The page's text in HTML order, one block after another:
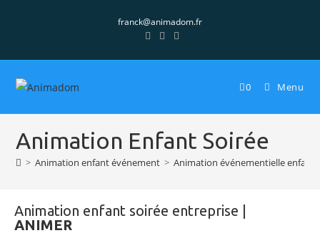
franck@animadom.fr
0 Menu
Animation Enfant Soirée
> Animation enfant événement > Animation événementielle enfants
Animation enfant soirée entreprise |
ANIMER